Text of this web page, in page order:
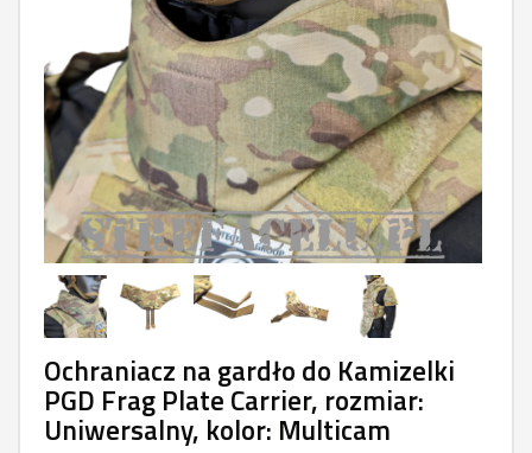
Ochraniacz na gardło do Kamizelki
PGD Frag Plate Carrier, rozmiar:
Uniwersalny, kolor: Multicam